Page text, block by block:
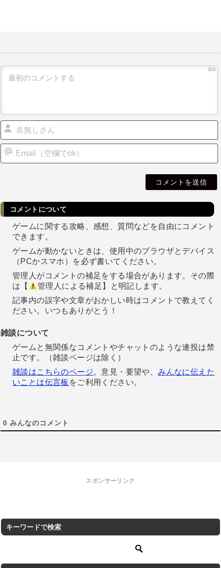
300
コメントについて
ゲームに関する攻略、感想、質問などを自由にコメント
できます。
ゲームが動かないときは、使用中のブラウザとデバイス
（PCかスマホ）を必ず書いてください。
管理人がコメントの補足をする場合があります。その際
は【
管理人による補足】と明記します。
記事内の誤字や文章がおかしい時はコメントで教えてく
ださい。いつもありがとう！
雑談について
ゲームと無関係なコメントやチャットのような連投は禁
止です。（雑談ページは除く）
雑談はこちらのページ。意見・要望や、みんなに伝えた
いことは伝言板 をご利用ください。
0 みんなのコメント
スポンサーリンク
キーワードで検索